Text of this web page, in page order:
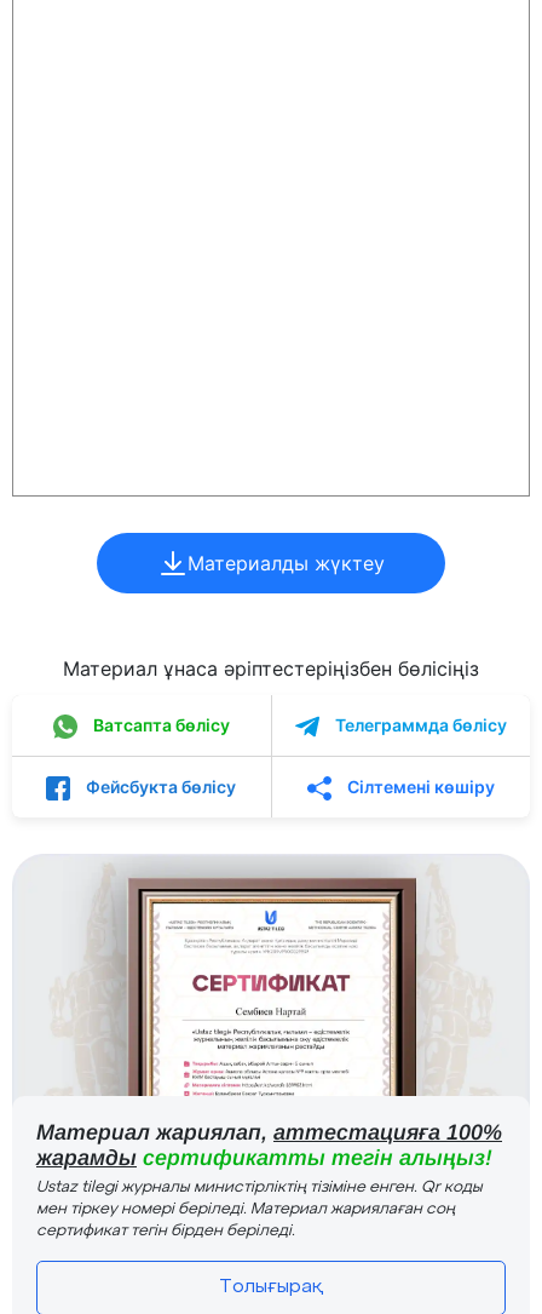
Материалды жүктеу
Материал ұнаса әріптестеріңізбен бөлісіңіз
Ватсапта бөлісу Телеграммда бөлісу
Фейсбукта бөлісу Сілтемені көшіру
Материал жариялап, аттестацияға 100%
жарамды сертификатты тегін алыңыз!
Ustaz tilegi журналы министірліктің тізіміне енген. Qr коды
мен тіркеу номері беріледі. Материал жариялаған соң
сертификат тегін бірден беріледі.
Толығырақ